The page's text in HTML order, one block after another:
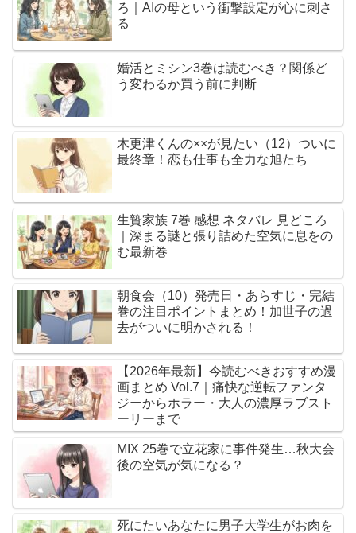
ろ｜AIの母という衝撃設定が心に刺さ
る
婚活とミシン3巻は読むべき？関係ど
う変わるか買う前に判断
木更津くんの××が見たい（12）ついに
最終章！恋も仕事も全力な旭たち
生贄家族 7巻 感想 ネタバレ 見どころ
｜深まる謎と張り詰めた空気に息をの
む最新巻
朝食会（10）発売日・あらすじ・完結
巻の注目ポイントまとめ！加世子の過
去がついに明かされる！
【2026年最新】今読むべきおすすめ漫
画まとめ Vol.7｜痛快な逆転ファンタ
ジーからホラー・大人の濃厚ラブスト
ーリーまで
MIX 25巻で立花家に事件発生…秋大会
後の空気が気になる？
死にたいあなたに男子大学生がお肉を